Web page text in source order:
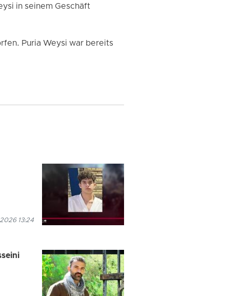
in seinem Geschäft
Puria Weysi war bereits
13:24